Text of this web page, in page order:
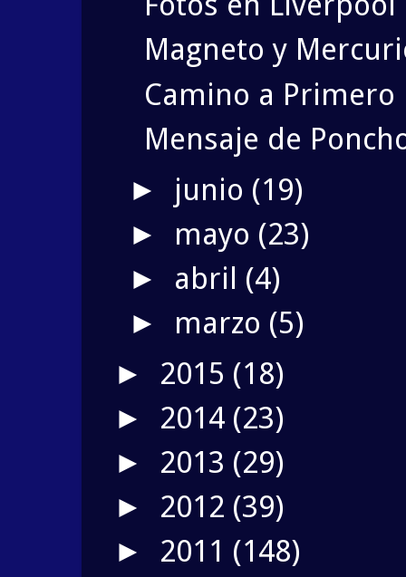
Magneto y
Camino a Primero
Mensaje de
► junio (19)
► mayo (23)
► abril (4)
► marzo (5)
► 2015 (18)
► 2014 (23)
► 2013 (29)
► 2012 (39)
► 2011 (148)